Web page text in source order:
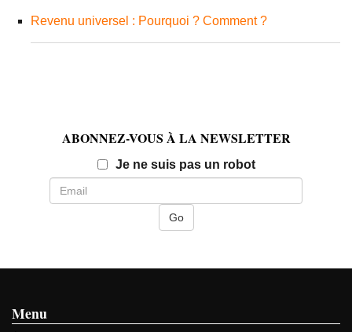
Revenu universel : Pourquoi ? Comment ?
ABONNEZ-VOUS À LA NEWSLETTER
Je ne suis pas un robotEmail
Menu